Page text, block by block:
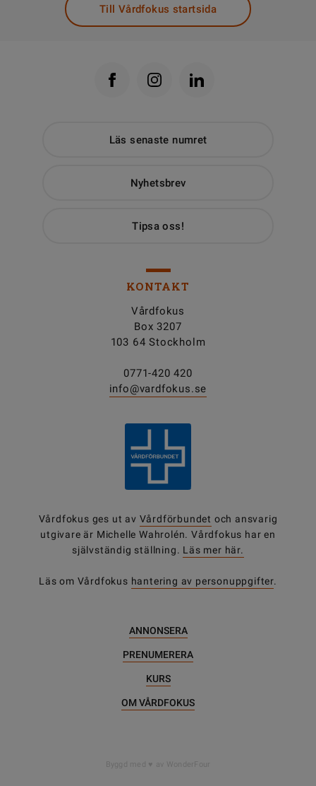
Till Vårdfokus startsida
Läs senaste numret
Nyhetsbrev
Tipsa oss!
KONTAKT
Vårdfokus
Box 3207
103 64 Stockholm
0771-420 420
info@vardfokus.se
Vårdfokus ges ut av Vårdförbundet och ansvarig
utgivare är Michelle Wahrolén. Vårdfokus har en
självständig ställning. Läs mer här.
Läs om Vårdfokus hantering av personuppgifter.
ANNONSERA
PRENUMERERA
KURS
OM VÅRDFOKUS
Byggd med av WonderFour